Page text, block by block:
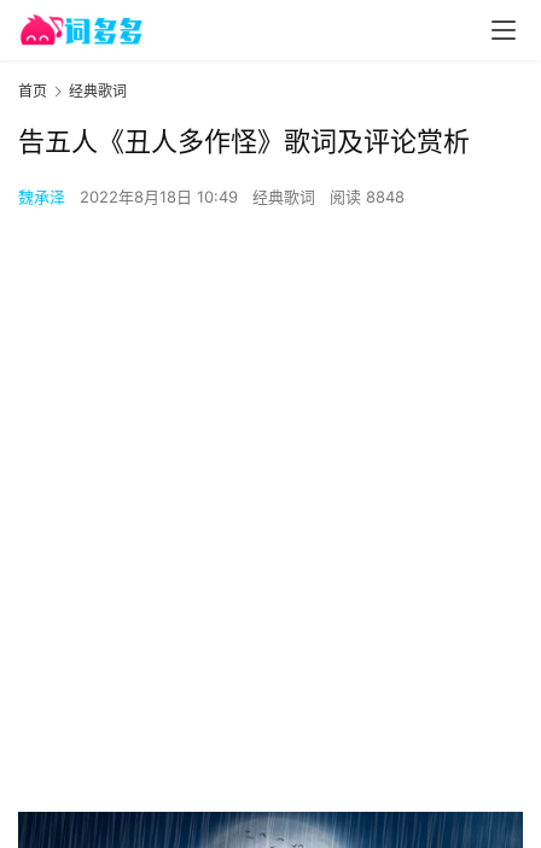
首页 经典歌词
告五人《丑人多作怪》歌词及评论赏析
魏承泽 2022年8月18日 10:49 经典歌词 阅读 8848